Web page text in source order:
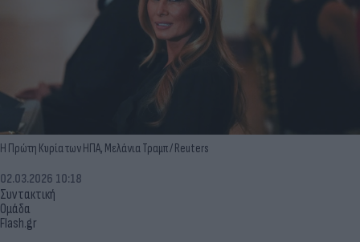
Η Πρώτη Κυρία των ΗΠΑ, Μελάνια Τραμπ / Reuters
Συντακτική
Ομάδα
Flash.gr
02.03.2026 10:18